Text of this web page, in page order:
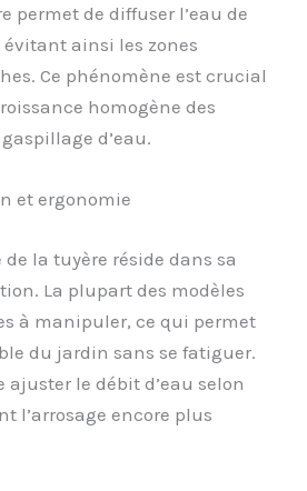
permet de diffuser l’eau de
ainsi les zones
Ce phénomène est crucial
homogène des
d’eau.
et ergonomie
la tuyère réside dans sa
La plupart des modèles
à manipuler, ce qui permet
du jardin sans se fatiguer.
ajuster le débit d’eau selon
l’arrosage encore plus